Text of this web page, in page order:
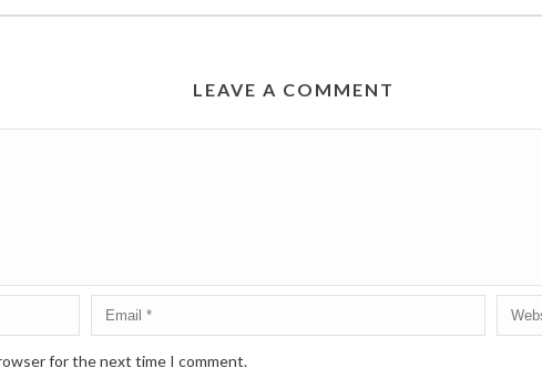
LEAVE A COMMENT
for the next time I comment.